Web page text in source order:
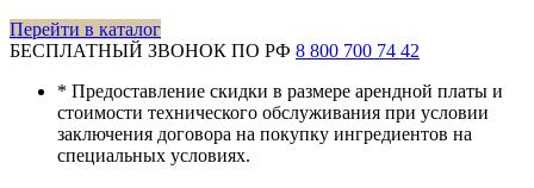
Перейти в каталог
БЕСПЛАТНЫЙ ЗВОНОК ПО РФ 8 800 700 74 42
* Предоставление скидки в размере арендной платы и
стоимости технического обслуживания при условии
заключения договора на покупку ингредиентов на
специальных условиях.